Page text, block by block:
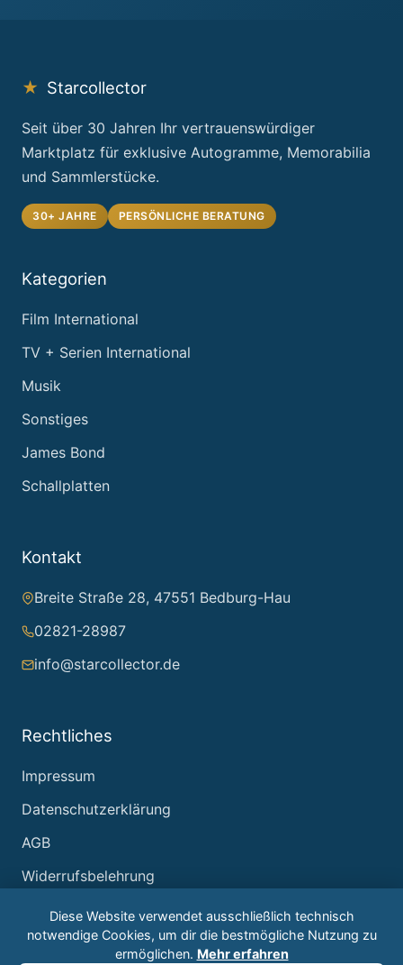
★ Starcollector
Seit über 30 Jahren Ihr vertrauenswürdiger
Marktplatz für exklusive Autogramme, Memorabilia
und Sammlerstücke.
30+ JAHRE PERSÖNLICHE BERATUNG
Kategorien
Film International
TV + Serien International
Musik
Sonstiges
James Bond
Schallplatten
Kontakt
Breite Straße 28, 47551 Bedburg-Hau
02821-28987
info@starcollector.de
Rechtliches
Impressum
Datenschutzerklärung
AGB
Widerrufsbelehrung
Diese Website verwendet ausschließlich technisch
notwendige Cookies, um dir die bestmögliche Nutzung zu
ermöglichen. Mehr erfahren